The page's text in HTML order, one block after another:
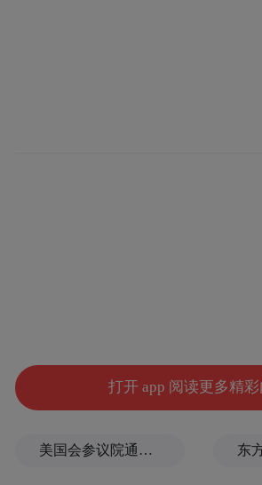
打开 app 阅读更多精
美国会参议院通过临时拨款法案